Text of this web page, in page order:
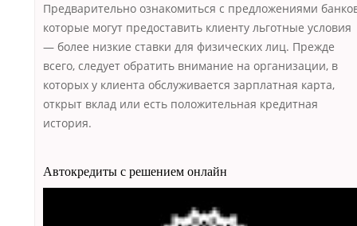
Предварительно ознакомиться с предложениями
которые могут предоставить клиенту льготные условия
— более низкие ставки для физических лиц. Прежде
всего, следует обратить внимание на организации, в
которых у клиента обслуживается зарплатная карта,
открыт вклад или есть положительная кредитная
история.
Автокредиты с решением онлайн